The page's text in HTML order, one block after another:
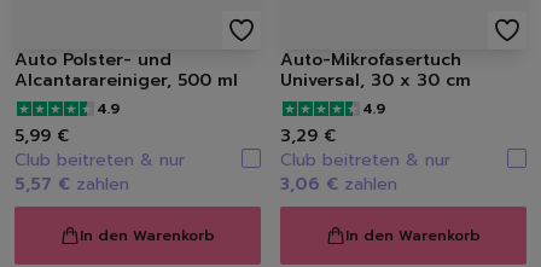
Sneakerreinigung
Schuhreinigung
Schuhbürsten
Schuhcreme
Schuhimprägnierung
Duft | Kerzen
Lufterfrischer
Auto Polster- und
Alcantarareiniger, 500 ml
4.9
5,99 €
Club beitreten & nur
5,57 € zahlen
In den Warenkorb
Auto-Mikrofasertuch
Universal, 30 x 30 cm
4.9
3,29 €
Club beitreten & nur
3,06 € zahlen
In den Warenkorb